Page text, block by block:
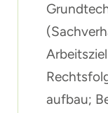
aufbau;